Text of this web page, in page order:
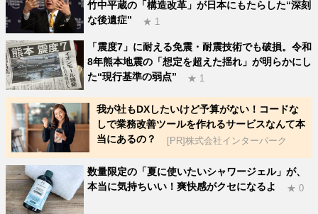
竹中平蔵の「構造改革」が日本にもたらした“深刻
な後遺症”
★ 1
「震度7」に耐える免震・耐震技術でも破損。令和
8年熊本地震の「想定を超えた揺れ」が明らかにし
た“現行基準の弱点”
★ 1
我が社もDXしたいけど予算がない！コードな
しで業務改善ツールを作れるサービスなんて本
当にあるの？
[PR]株式会社インターパーク
数量限定の「夏に使いたいシャワージェル」が、
本当に気持ちいい！爽快感がクセになるよ
★ 0